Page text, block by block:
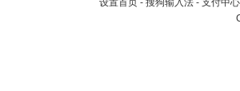
设置首页 - 搜狗输入法 - 支付中心